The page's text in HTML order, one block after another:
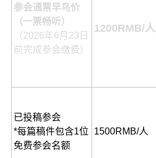
参会通票早鸟价
（一票畅听）
（2026年6月23日
前完成参会缴费）
1200RMB/人
已投稿参会
*每篇稿件包含1位
免费参会名额
1500RMB/人